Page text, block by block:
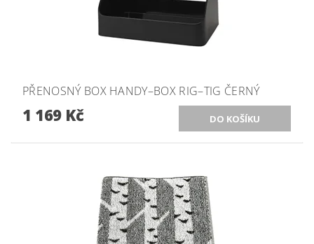
PŘENOSNÝ BOX HANDY–BOX RIG–TIG ČERNÝ
1 169 Kč